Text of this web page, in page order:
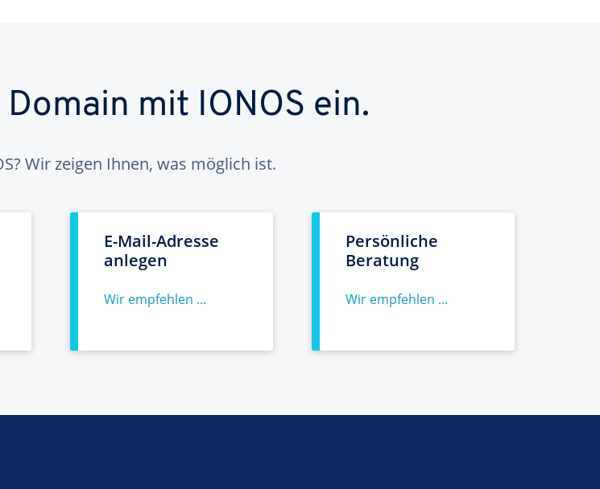
mit IONOS ein.
Wir zeigen Ihnen, was möglich ist.
E-Mail-Adresse
anlegen
Wir empfehlen ...
Persönliche
Beratung
Wir empfehlen ...